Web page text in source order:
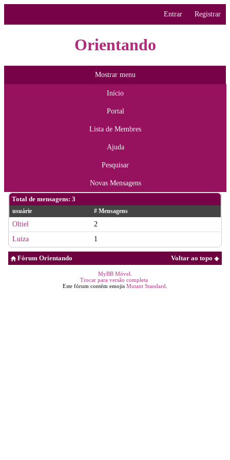
Entrar Registrar
Orientando
Mostrar menu
Início
Portal
Lista de Membres
Ajuda
Pesquisar
Novas Mensagens
Total de mensagens: 3
usuárie # Mensagens
Oltiel
2
Luiza
1
Voltar ao topo
Fórum Orientando
MyBB Móvel
Trocar para versão completa
Este fórum contém emojis Mutant Standard